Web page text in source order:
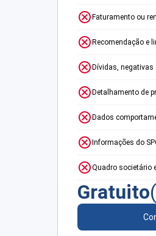
Faturamento ou
Recomendação e
Dívidas, negativas
Detalhamento de
Dados
Informações do
Quadro societário
Gratuito